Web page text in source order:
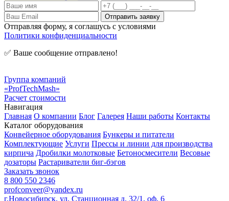
Отправляя форму, я соглашусь с условиями
Политики конфиденциальности
✅ Ваше сообщение отправлено!
Группа компаний
«ProfTechMash»
Расчет стоимости
Навигация
Главная О компании Блог Галерея Наши работы Контакты
Каталог оборудования
Конвейерное оборудования Бункеры и питатели
Комплектующие Услуги Прессы и линии для производства
кирпича Дробилки молотковые Бетоносмесители Весовые
дозаторы Растариватели биг-бэгов
Заказать звонок
8 800 550 2346
profconveer@yandex.ru
г.Новосибирск, ул. Станционная д. 32/1, оф. 6